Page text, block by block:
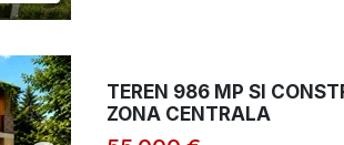
TEREN 986 MP SI
ZONA CENTRALA